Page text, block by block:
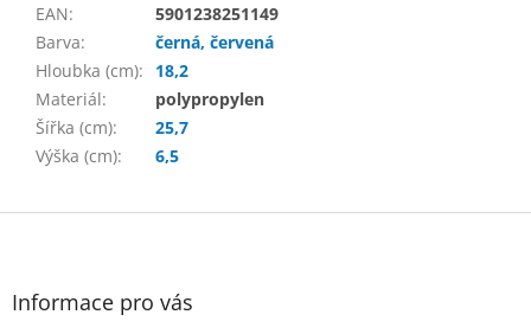
EAN:
5901238251149
Barva:
černá, červená
Hloubka (cm):
18,2
Materiál:
polypropylen
Šířka (cm):
25,7
Výška (cm): 6,5
Z
Informace pro vás